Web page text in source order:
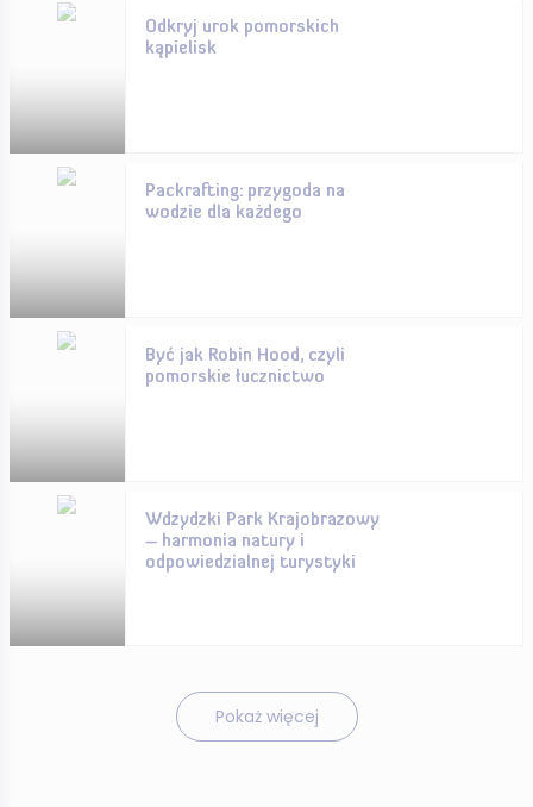
Odkryj urok pomorskich
kąpielisk
Packrafting: przygoda na
wodzie dla każdego
Być jak Robin Hood, czyli
pomorskie łucznictwo
Wdzydzki Park Krajobrazowy
– harmonia natury i
odpowiedzialnej turystyki
Pokaż więcej